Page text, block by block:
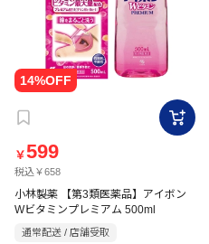
￥599
税込￥658
小林製薬 【第3類医薬品】アイボン
Wビタミンプレミアム 500ml
通常配送 / 店舗受取